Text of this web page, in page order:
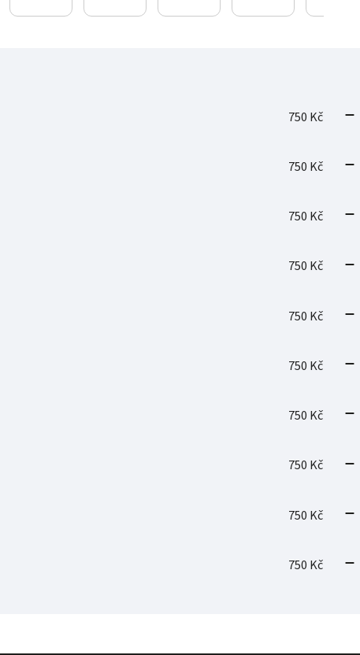
750 Kč
750 Kč
750 Kč
750 Kč
750 Kč
750 Kč
750 Kč
750 Kč
750 Kč
750 Kč